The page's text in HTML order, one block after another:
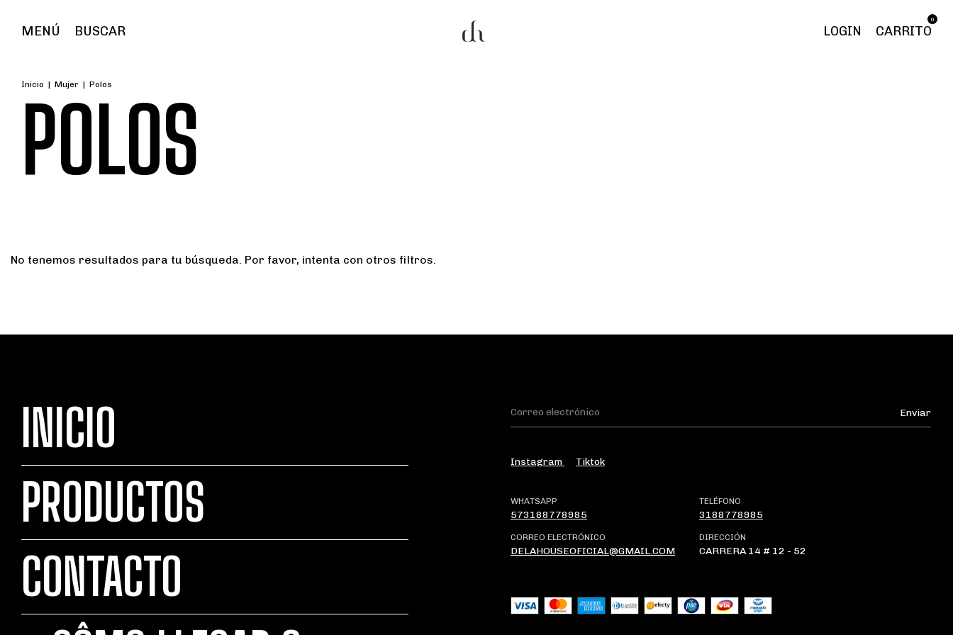
MENÚ BUSCAR LOGIN CARRITO
0
Inicio | Mujer | Polos
POLOS
No tenemos resultados para tu búsqueda. Por favor, intenta con otros filtros.
INICIO
PRODUCTOS
CONTACTO
Instagram Tiktok
WHATSAPP
573188778985
TELÉFONO
3188778985
CORREO ELECTRÓNICO
DELAHOUSEOFICIAL@GMAIL.COM
DIRECCIÓN
CARRERA 14 # 12 - 52